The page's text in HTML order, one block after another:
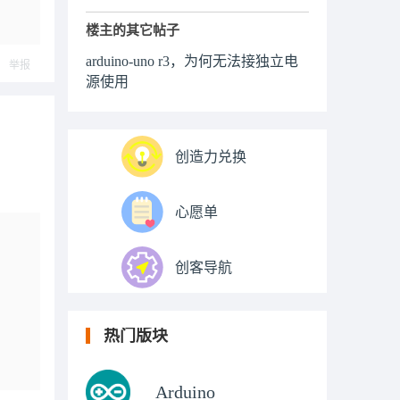
举报
楼主的其它帖子
arduino-uno r3，为何无法接独立电
源使用
创造力兑换
心愿单
创客导航
热门版块
Arduino